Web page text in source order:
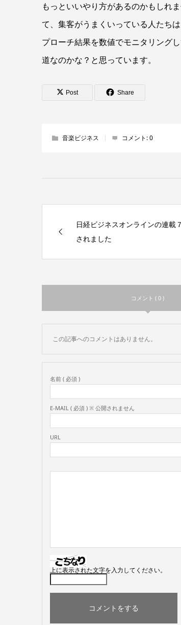
もっといいやり方があるのかもしれ
て、集客がうまくいっている人たち
プローチ結果を数値でモニタリング
道なのかな？と思っています。
Post Share
音楽ビジネス コメント:0
日経ビジネスオンラインの連載
されました
コメント ( 0 )
この記事へのコメントはありません。
名前 ( 必須 )
E-MAIL ( 必須 ) ※ 公開されません
URL
上に表示された文字を入力してください。